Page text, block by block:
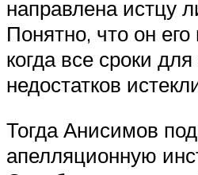
направлена истцу
Понятно, что он его
когда все сроки
недостатков
Тогда Анисимов
апелляционную